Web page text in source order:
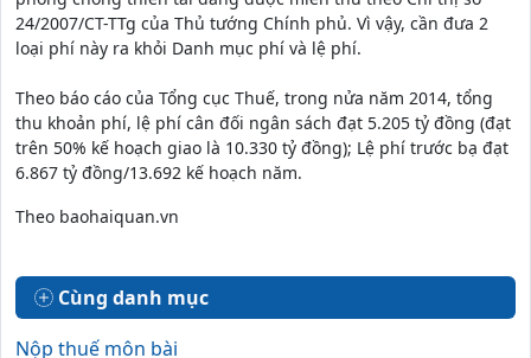
24/2007/CT-TTg của Thủ tướng Chính phủ. Vì vậy, cần đưa 2
loại phí này ra khỏi Danh mục phí và lệ phí.
Theo báo cáo của Tổng cục Thuế, trong nửa năm 2014, tổng
thu khoản phí, lệ phí cân đối ngân sách đạt 5.205 tỷ đồng (đạt
trên 50% kế hoạch giao là 10.330 tỷ đồng); Lệ phí trước bạ đạt
6.867 tỷ đồng/13.692 kế hoạch năm.
Theo baohaiquan.vn
Cùng danh mục
Nộp thuế môn bài